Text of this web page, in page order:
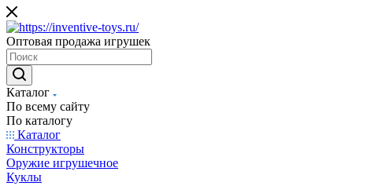
Оптовая продажа игрушек
Каталог
По всему сайту
По каталогу
Каталог
Конструкторы
Оружие игрушечное
Куклы